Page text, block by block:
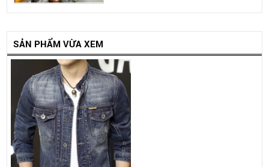
SẢN PHẨM VỪA XEM